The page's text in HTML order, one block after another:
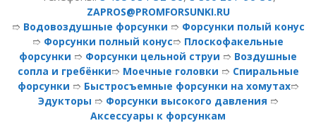
ZAPROS@PROMFORSUNKI.RU
➱ Водовоздушные форсунки ➱ Форсунки полый конус
➱ Форсунки полный конус➱ Плоскофакельные
форсунки ➱ Форсунки цельной струи ➱ Воздушные
сопла и гребёнки➱ Моечные головки ➱ Спиральные
форсунки ➱ Быстросъемные форсунки на хомутах➱
Эдукторы ➱ Форсунки высокого давления ➱
Аксессуары к форсункам